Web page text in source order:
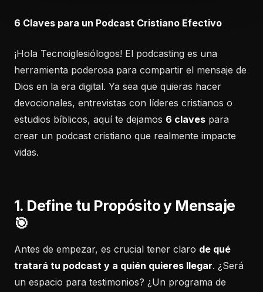
6 Claves para un Podcast Cristiano Efectivo
¡Hola Tecnoiglesiólogos! El podcasting es una
herramienta poderosa para compartir el mensaje de
Dios en la era digital. Ya sea que quieras hacer
devocionales, entrevistas con líderes cristianos o
estudios bíblicos, aquí te dejamos 6 claves para
crear un podcast cristiano que realmente impacte
vidas.
1. Define tu Propósito y Mensaje
🎯
Antes de empezar, es crucial tener claro de qué
tratará tu podcast y a quién quieres llegar. ¿Será
un espacio para testimonios? ¿Un programa de